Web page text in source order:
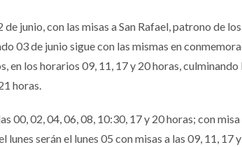
junio, con las misas a San Rafael, patrono de los
03 de junio sigue con las mismas en
en los horarios 09, 11, 17 y 20 horas, culminando
horas.
00, 02, 04, 06, 08, 10:30, 17 y 20 horas; con misa
serán el lunes 05 con misas a las 09, 11, 17